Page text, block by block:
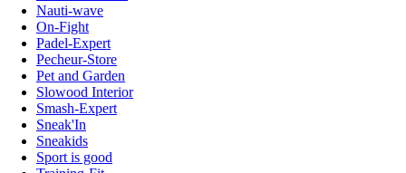
Nauti-wave
On-Fight
Padel-Expert
Pecheur-Store
Pet and Garden
Slowood Interior
Smash-Expert
Sneak'In
Sneakids
Sport is good